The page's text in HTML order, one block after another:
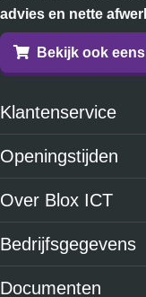
advies en nette
Bekijk ook
Klantenservice
Openingstijden
Over Blox ICT
Bedrijfsgegevens
Documenten